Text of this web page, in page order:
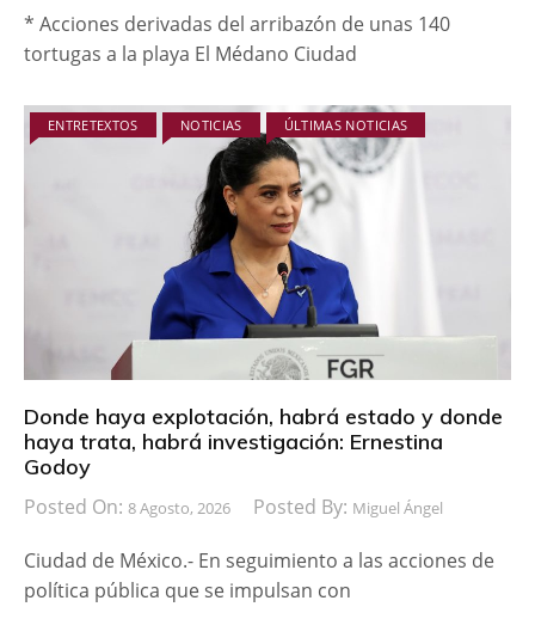
* Acciones derivadas del arribazón de unas 140
tortugas a la playa El Médano Ciudad
ENTRETEXTOS NOTICIAS ÚLTIMAS NOTICIAS
Donde haya explotación, habrá estado y donde
haya trata, habrá investigación: Ernestina
Godoy
Posted On: 8 Agosto, 2026 Posted By: Miguel Ángel
Ciudad de México.- En seguimiento a las acciones de
política pública que se impulsan con